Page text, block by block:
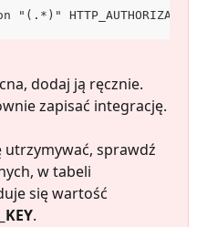
dodaj ją ręcznie.
zapisać integrację.
utrzymywać, sprawdź
w tabeli
się wartość
.